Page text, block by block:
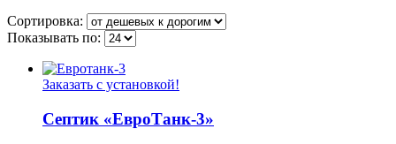
Сортировка:
Показывать по:
Заказать с установкой!
Септик «ЕвроТанк-3»